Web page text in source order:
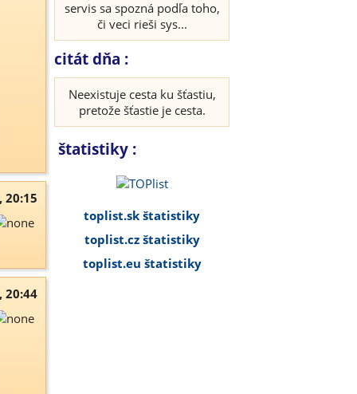
20:15
20:44
servis sa spozná podľa toho,
či veci rieši sys...
citát dňa :
Neexistuje cesta ku šťastiu,
pretože šťastie je cesta.
štatistiky :
toplist.sk štatistiky
toplist.cz štatistiky
toplist.eu štatistiky